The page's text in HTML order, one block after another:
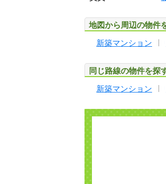
地図から周辺の物件
新築マンション
同じ路線の物件を探
新築マンション